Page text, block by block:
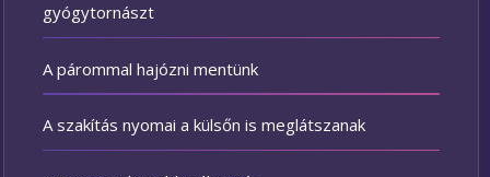
gyógytornászt
A párommal hajózni mentünk
A szakítás nyomai a külsőn is meglátszanak